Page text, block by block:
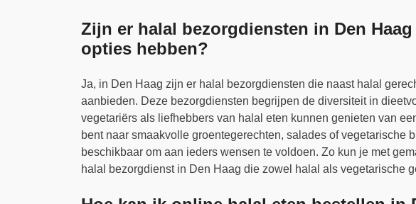
Zijn er halal bezorgdiensten in Den
opties hebben?
Ja, in Den Haag zijn er halal bezorgdiensten die naast halal
aanbieden. Deze bezorgdiensten begrijpen de diversiteit in
vegetariërs als liefhebbers van halal eten kunnen genieten van
bent naar smaakvolle groentegerechten, salades of vegetarische
beschikbaar om aan ieders wensen te voldoen. Zo kun je met
halal bezorgdienst in Den Haag die zowel halal als vegetarische